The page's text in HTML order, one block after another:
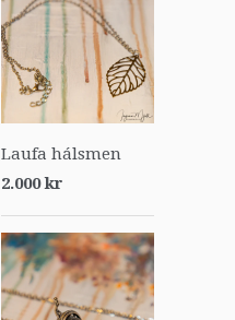
Laufa hálsmen
2.000 kr